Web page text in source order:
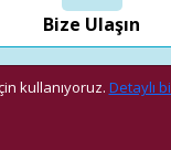
Bize Ulaşın
kullanıyoruz. Detaylı